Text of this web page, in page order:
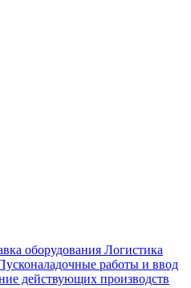
оборудования Логистика
работы и ввод
действующих производств